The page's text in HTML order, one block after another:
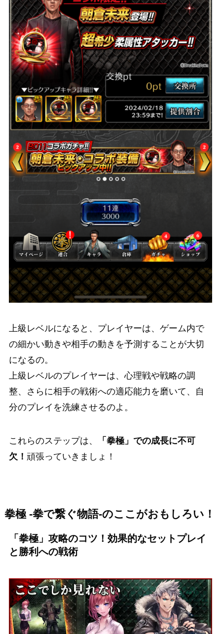
上級レベルになると、プレイヤーは、ゲーム内で
の細かい動きや相手の動きを予測することが大切
になるの。
上級レベルのプレイヤーは、心理戦や戦略の調
整、さらに相手の戦術への適応能力を磨いて、自
分のプレイを洗練させるのよ。
これらのステップは、
「拳極」での成長に不可
欠！ 頑張っていきましょ！
拳極 -拳で繋ぐ物語-のここがおもしろい！
「拳極」攻略のコツ！効果的なセットプレイ
と勝利への戦術